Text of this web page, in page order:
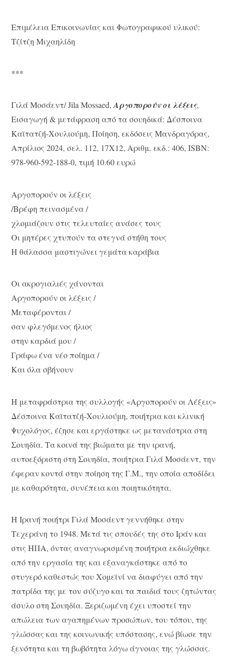
Επιμέλεια Επικοινωνίας και Φωτογραφικού υλικού:
Τζίτζη Μιχαηλίδη
***
Γιλά Μοσάεντ/ Jila Mossaed,Αργοπορούν οι λέξεις,
Εισαγωγή & μετάφραση από τα σουηδικά: Δέσποινα
Καϊτατζή-Χουλιούμη, Ποίηση, εκδόσεις Μανδραγόρας,
Απρίλιος 2024, σελ. 112, 17Χ12, Αριθμ. εκδ.: 406, ISBN:
978-960-592-188-0, τιμή 10.60 ευρώ
Αργοπορούν οι λέξεις
/Βρέφη πεινασμένα /
χλομιάζουν στις τελευταίες ανάσες τους
Οι μητέρες χτυπούν τα στεγνά στήθη τους
Η θάλασσα μαστιγώνει γεμάτα καράβια
Οι ακρογιαλιές χάνονται
Αργοπορούν οι λέξεις /
Μεταφέρονται /
σαν φλεγόμενος ήλιος
στην καρδιά μου /
Γράφω ένα νέο ποίημα /
Και όλα σβήνουν
Η μεταφράστρια της συλλογής «Aργοπορούν οι Λέξεις»
Δέσποινα Καϊτατζή-Χουλιούμη, ποιήτρια και κλινική
Ψυχολόγος, έζησε και εργάστηκε ως μετανάστρια στη
Σουηδία. Tα κοινά της βιώματα με την ιρανή,
αυτοεξόριστη στη Σουηδία, ποιήτρια Γιλά Mοσάεντ, την
έφεραν κοντά στην ποίηση της Γ.M., την οποία αποδίδει
με καθαρότητα, συνέπεια και ποιητικότητα.
Η Ιρανή ποιήτρι Γιλά Μοσάεντ γεννήθηκε στην
Τεχεράνη το 1948. Μετά τις σπουδές της στο Ιράν και
στις ΗΠΑ, όντας αναγνωρισμένη ποιήτρια εκδιώχθηκε
από την εργασία της και εξαναγκάστηκε από το
στυγερό καθεστώς του Χομεϊνί να διαφύγει από την
πατρίδα της με τον σύζυγο και τα παιδιά τους ζητώντας
άσυλο στη Σουηδία. Ξεριζωμένη έχει υποστεί την
απώλεια των αγαπημένων προσώπων, του τόπου, της
γλώσσας και της κοινωνικής υπόστασης, ενώ βίωσε την
ξενότητα και τη βωβότητα λόγω άγνοιας της γλώσσας.